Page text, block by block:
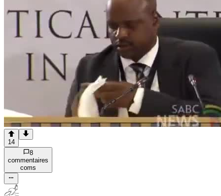
14
8
commentaires
coms